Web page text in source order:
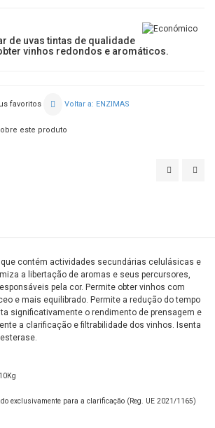
de uvas tintas de qualidade
vinhos redondos e aromáticos.
favoritos Voltar a: ENZIMAS
este produto
PROZYM
contém actividades secundárias celulásicas e
a libertação de aromas e seus percursores,
pela cor. Permite obter vinhos com
e mais equilibrado. Permite a redução do tempo
significativamente o rendimento de prensagem e
a clarificação e filtrabilidade dos vinhos. Isenta
exclusivamente para a clarificação (Reg. UE 2021/1165)